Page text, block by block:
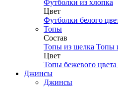
Футболки из хлопка
Цвет
Футболки белого
Топы
Состав
Топы из шелка Топы
Цвет
Топы бежевого цвета
Джинсы
Джинсы